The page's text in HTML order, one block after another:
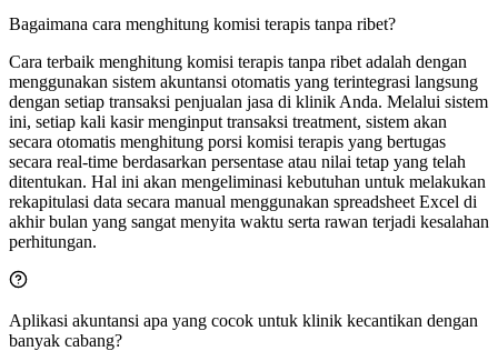
Bagaimana cara menghitung komisi terapis tanpa ribet?
Cara terbaik menghitung komisi terapis tanpa ribet adalah dengan
menggunakan sistem akuntansi otomatis yang terintegrasi langsung
dengan setiap transaksi penjualan jasa di klinik Anda. Melalui sistem
ini, setiap kali kasir menginput transaksi treatment, sistem akan
secara otomatis menghitung porsi komisi terapis yang bertugas
secara real-time berdasarkan persentase atau nilai tetap yang telah
ditentukan. Hal ini akan mengeliminasi kebutuhan untuk melakukan
rekapitulasi data secara manual menggunakan spreadsheet Excel di
akhir bulan yang sangat menyita waktu serta rawan terjadi kesalahan
perhitungan.
Aplikasi akuntansi apa yang cocok untuk klinik kecantikan dengan
banyak cabang?